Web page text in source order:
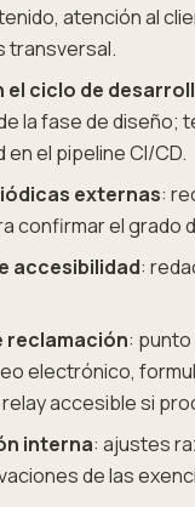
atención al
transversal.
el ciclo de
la fase de diseño;
el pipeline CI/CD.
externas:
confirmar el grado
accesibilidad:
reclamación:
electrónico,
accesible si
interna: ajustes
de las